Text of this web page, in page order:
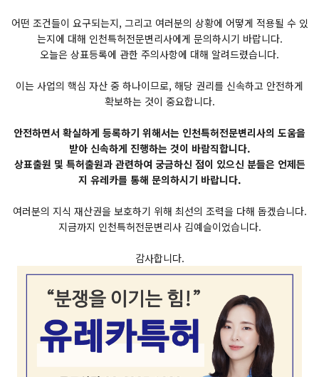
어떤 조건들이 요구되는지, 그리고 여러분의 상황에 어떻게 적용될 수 있
는지에 대해 인천특허전문변리사에게 문의하시기 바랍니다.
오늘은 상표등록에 관한 주의사항에 대해 알려드렸습니다.
이는 사업의 핵심 자산 중 하나이므로, 해당 권리를 신속하고 안전하게
확보하는 것이 중요합니다.
안전하면서 확실하게 등록하기 위해서는 인천특허전문변리사의 도움을
받아 신속하게 진행하는 것이 바람직합니다.
​상표출원 및 특허출원과 관련하여 궁금하신 점이 있으신 분들은 언제든
지 유레카를 통해 문의하시기 바랍니다.
​여러분의 지식 재산권을 보호하기 위해 최선의 조력을 다해 돕겠습니다.
​지금까지 인천특허전문변리사 김예슬이었습니다.
감사합니다.